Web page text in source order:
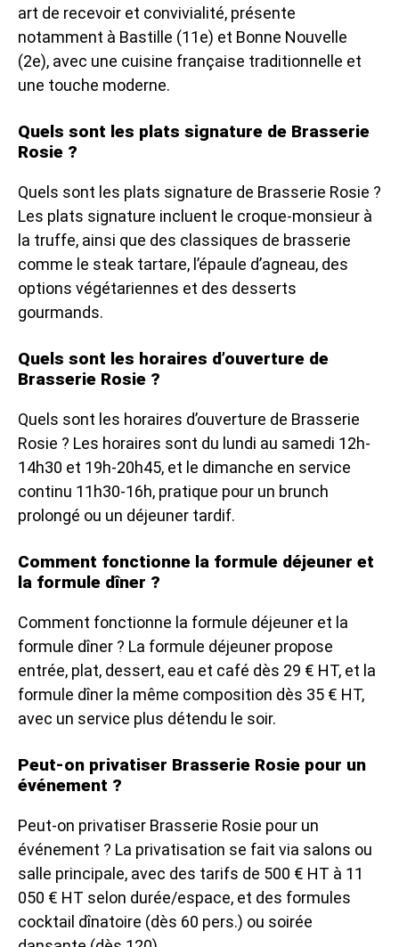
art de recevoir et convivialité, présente
notamment à Bastille (11e) et Bonne Nouvelle
(2e), avec une cuisine française traditionnelle et
une touche moderne.
Quels sont les plats signature de Brasserie
Rosie ?
Quels sont les plats signature de Brasserie Rosie ?
Les plats signature incluent le croque-monsieur à
la truffe, ainsi que des classiques de brasserie
comme le steak tartare, l’épaule d’agneau, des
options végétariennes et des desserts
gourmands.
Quels sont les horaires d’ouverture de
Brasserie Rosie ?
Quels sont les horaires d’ouverture de Brasserie
Rosie ? Les horaires sont du lundi au samedi 12h-
14h30 et 19h-20h45, et le dimanche en service
continu 11h30-16h, pratique pour un brunch
prolongé ou un déjeuner tardif.
Comment fonctionne la formule déjeuner et
la formule dîner ?
Comment fonctionne la formule déjeuner et la
formule dîner ? La formule déjeuner propose
entrée, plat, dessert, eau et café dès 29 € HT, et la
formule dîner la même composition dès 35 € HT,
avec un service plus détendu le soir.
Peut-on privatiser Brasserie Rosie pour un
événement ?
Peut-on privatiser Brasserie Rosie pour un
événement ? La privatisation se fait via salons ou
salle principale, avec des tarifs de 500 € HT à 11
050 € HT selon durée/espace, et des formules
cocktail dînatoire (dès 60 pers.) ou soirée